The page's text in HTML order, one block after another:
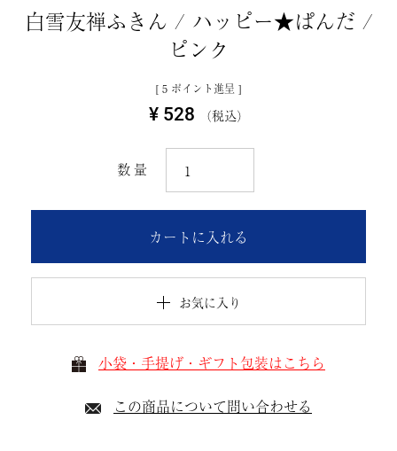
白雪友禅ふきん / ハッピー★ぱんだ /
ピンク
[ 5 ポイント進呈 ]
¥ 528 税込
お気に入り
カートに入れる
小袋・手提げ・ギフト包装はこちら
この商品について問い合わせる